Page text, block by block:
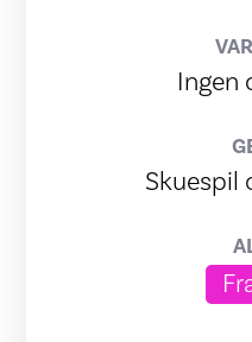
Ingen
Skuespil